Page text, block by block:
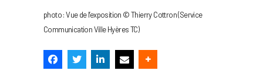
photo : Vue de l’exposition © Thierry Cottron (Service
Communication Ville Hyères TC)